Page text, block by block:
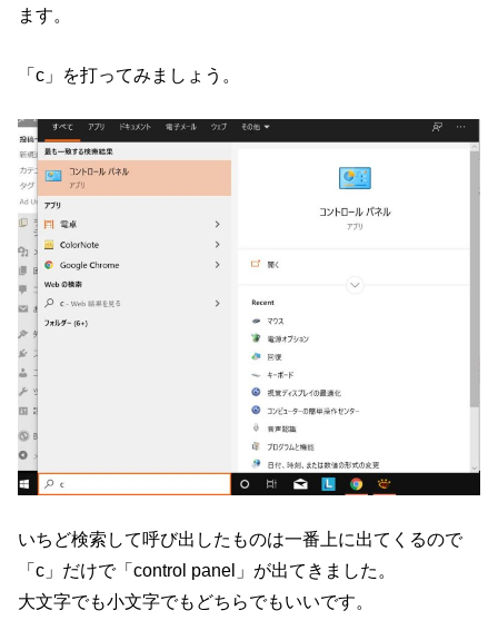
ます。
「c」を打ってみましょう。
いちど検索して呼び出したものは一番上に出てくるので
「c」だけで「control panel」が出てきました。
大文字でも小文字でもどちらでもいいです。